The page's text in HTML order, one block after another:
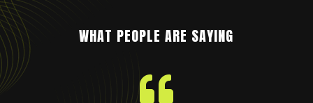
WHAT PEOPLE ARE SAYING
